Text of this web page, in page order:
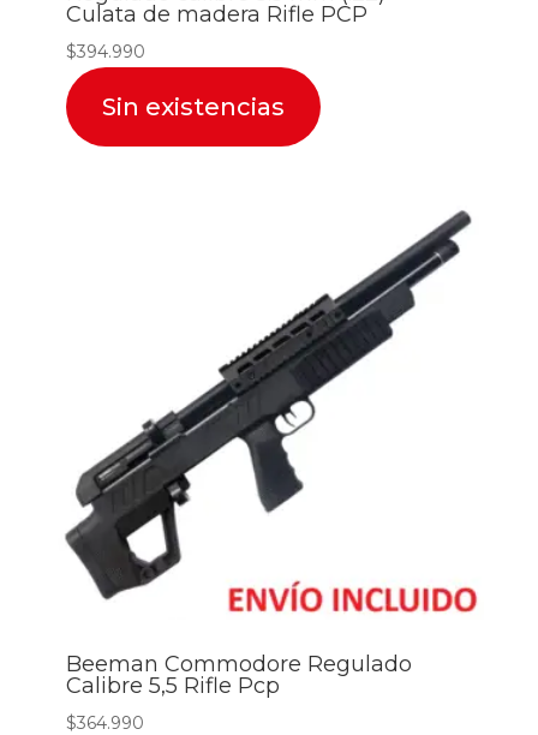
Culata de madera Rifle PCP
$394.990
Sin existencias
Beeman Commodore Regulado
Calibre 5,5 Rifle Pcp
$364.990